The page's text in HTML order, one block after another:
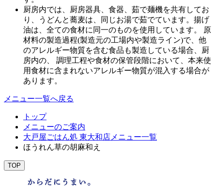
厨房内では、厨房器具、食器、茹で麺機を共有してお
り、うどんと蕎麦は、同じお湯で茹でています。揚げ
油は、全ての食材に同一のものを使用しています。 原
材料の製造過程(製造元の工場内や製造ライン)で、他
のアレルギー物質を含む食品も製造している場合、厨
房内の、 調理工程や食材の保管段階において、本来使
用食材に含まれないアレルギー物質が混入する場合が
あります。
メニュー一覧へ戻る
トップ
メニューのご案内
大戸屋ごはん処 東大和店メニュー一覧
ほうれん草の胡麻和え
TOP